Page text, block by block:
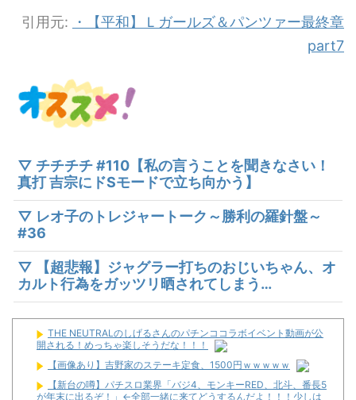
引用元:
・【平和】Ｌガールズ＆パンツァー最終章
part7
▽ チチチチ #110【私の言うことを聞きなさい！
真打 吉宗にドSモードで立ち向かう】
▽ レオ子のトレジャートーク～勝利の羅針盤～
#36
▽ 【超悲報】ジャグラー打ちのおじいちゃん、オ
カルト行為をガッツリ晒されてしまう…
THE NEUTRALのしげるさんのパチンココラボイベント動画が公
開される！めっちゃ楽しそうだな！！！
【画像あり】吉野家のステーキ定食、1500円ｗｗｗｗｗ
【新台の噂】パチスロ業界「バジ4、モンキーRED、北斗、番長5
が年末に出るぞ！」←全部一緒に来てどうするんだよ！！！少しは